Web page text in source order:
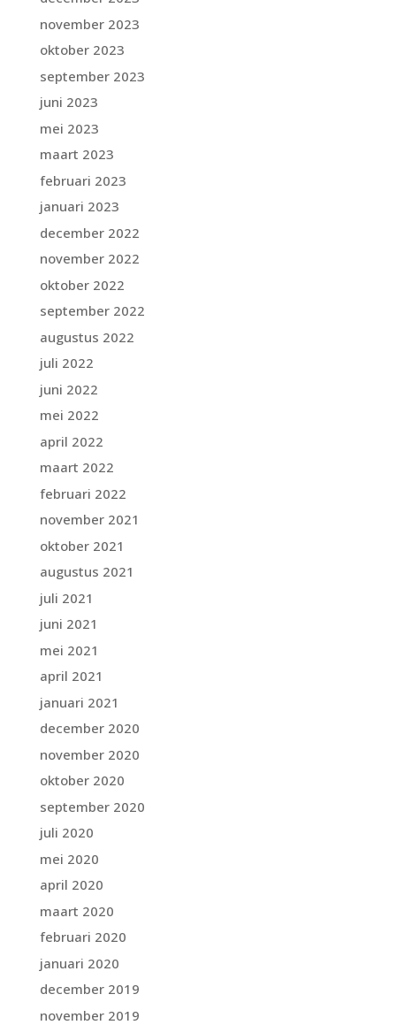
november 2023
oktober 2023
september 2023
juni 2023
mei 2023
maart 2023
februari 2023
januari 2023
december 2022
november 2022
oktober 2022
september 2022
augustus 2022
juli 2022
juni 2022
mei 2022
april 2022
maart 2022
februari 2022
november 2021
oktober 2021
augustus 2021
juli 2021
juni 2021
mei 2021
april 2021
januari 2021
december 2020
november 2020
oktober 2020
september 2020
juli 2020
mei 2020
april 2020
maart 2020
februari 2020
januari 2020
december 2019
november 2019